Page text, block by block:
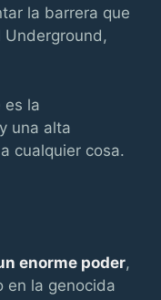
la barrera que
Underground,
es la
una alta
cualquier cosa.
enorme poder,
en la genocida